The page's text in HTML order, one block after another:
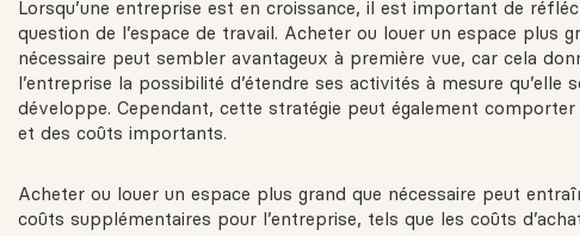
Lorsqu’une entreprise est en croissance, il est important de
question de l’espace de travail. Acheter ou louer un espace plus
nécessaire peut sembler avantageux à première vue, car cela
l’entreprise la possibilité d’étendre ses activités à mesure qu’elle
développe. Cependant, cette stratégie peut également comporter
et des coûts importants.
Acheter ou louer un espace plus grand que nécessaire peut
coûts supplémentaires pour l’entreprise, tels que les coûts